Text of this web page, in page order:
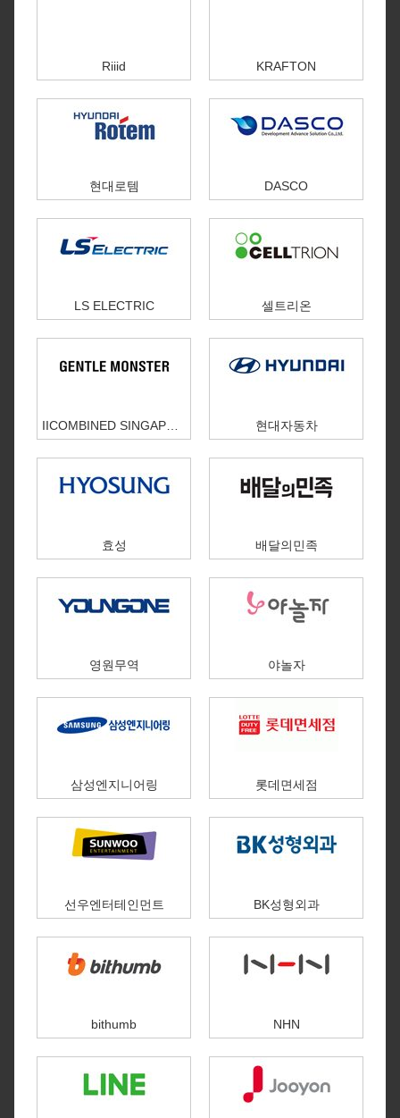
Riiid KRAFTON
현대로템 DASCO
LS ELECTRIC 셀트리온
IICOMBINED SINGAPORE PTE. LTD. 현대자동차
효성 배달의민족
영원무역 야놀자
삼성엔지니어링 롯데면세점
선우엔터테인먼트 BK성형외과
bithumb NHN